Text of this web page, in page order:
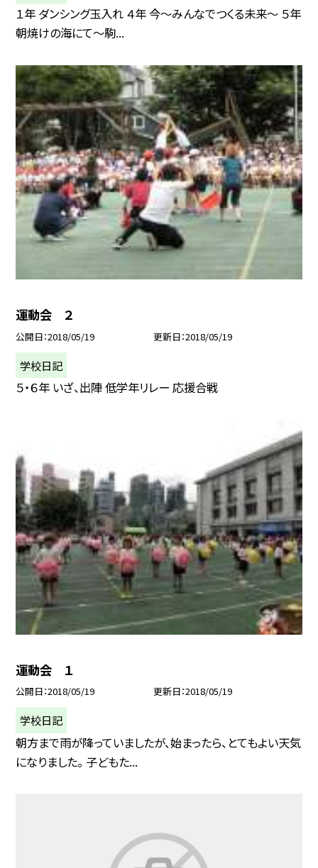
１年 ダンシング玉入れ ４年 今〜みんなでつくる未来〜 ５年
朝焼けの海にて〜駒...
運動会 ２
公開日 2018/05/19 更新日 2018/05/19
学校日記
５・６年 いざ、出陣 低学年リレー 応援合戦
運動会 １
公開日 2018/05/19 更新日 2018/05/19
学校日記
朝方まで雨が降っていましたが、始まったら、とてもよい天気
になりました。 子どもた...